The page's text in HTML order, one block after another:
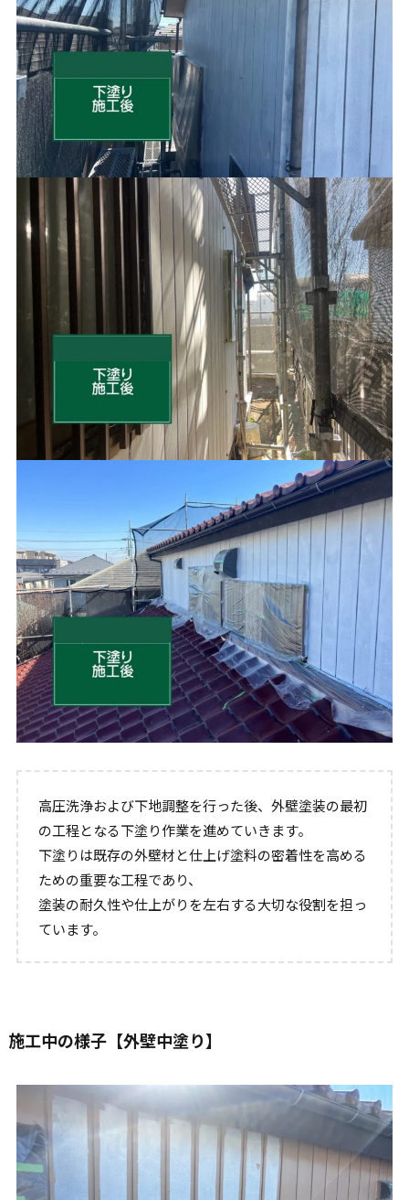
高圧洗浄および下地調整を行った後、外壁塗装の最初
の工程となる下塗り作業を進めていきます。
下塗りは既存の外壁材と仕上げ塗料の密着性を高める
ための重要な工程であり、
塗装の耐久性や仕上がりを左右する大切な役割を担っ
ています。
施工中の様子【外壁中塗り】